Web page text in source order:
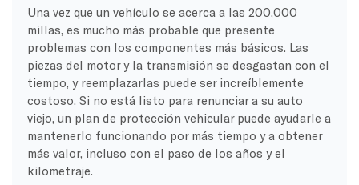
Una vez que un vehículo se acerca a las 200,000
millas, es mucho más probable que presente
problemas con los componentes más básicos. Las
piezas del motor y la transmisión se desgastan con el
tiempo, y reemplazarlas puede ser increíblemente
costoso. Si no está listo para renunciar a su auto
viejo, un plan de protección vehicular puede ayudarle a
mantenerlo funcionando por más tiempo y a obtener
más valor, incluso con el paso de los años y el
kilometraje.